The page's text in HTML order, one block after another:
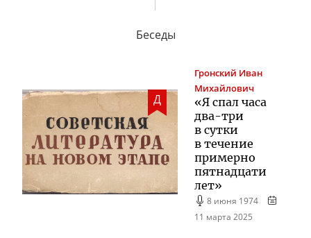
Беседы
Д
Гронский Иван
Михайлович
«Я спал часа
два-три
в сутки
в течение
примерно
пятнадцати
лет»
8 июня 1974
11 марта 2025